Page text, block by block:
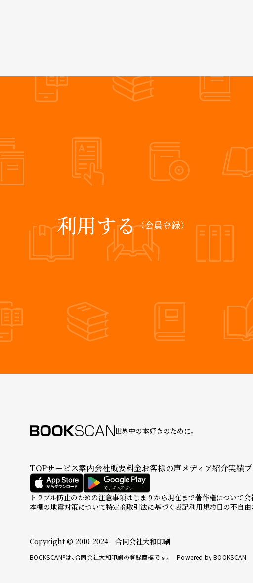
利用する（会員登録）
世界中の本好きのために。
TOPサービス案内会社概要料金お客様の声メディア紹介実績
トラブル防止のための注意事項はじまりから現在まで著作権について会
本棚の地震対策について特定商取引法に基づく表記利用規約目の不自
Copyright © 2010-2024 合同会社大和印刷
BOOKSCAN®は、合同会社大和印刷の登録商標です。 Powered by BOOKSCAN